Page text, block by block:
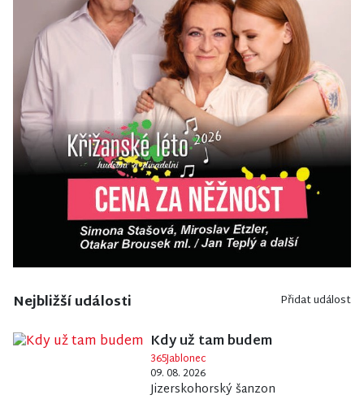
Nejbližší události Přidat událost
Kdy už tam budem
365Jablonec
09. 08. 2026
Jizerskohorský šanzon